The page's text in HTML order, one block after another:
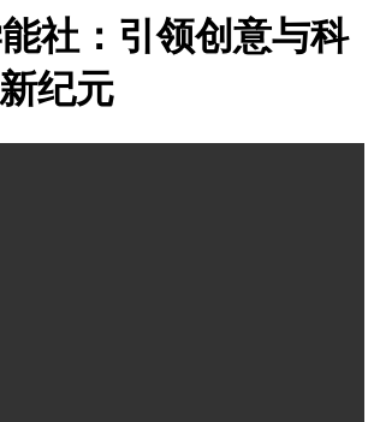
社：引领创意与科
纪元